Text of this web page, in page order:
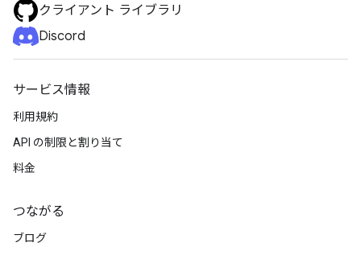
クライアント ライブラリ
Discord
サービス情報
利用規約
API の制限と割り当て
料金
つながる
ブログ